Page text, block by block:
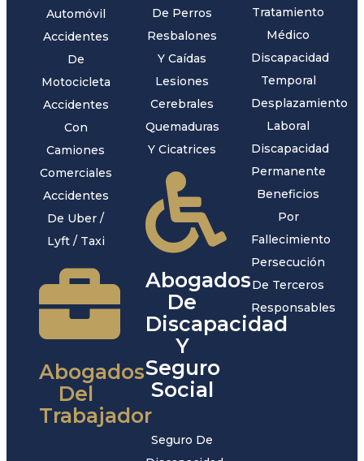
Automóvil
Accidentes
De
Motocicleta
Accidentes
Con
Camiones
Comerciales
Accidentes
De Uber /
Lyft / Taxi
Abogados
Del
Trabajador
De Perros
Resbalones
Y Caídas
Lesiones
Cerebrales
Quemaduras
Y Cicatrices
Abogados
De
Discapacidad
Y
Seguro
Social
Seguro De
Tratamiento
Médico
Discapacidad
Temporal
Desplazamiento
Laboral
Discapacidad
Permanente
Beneficios
Por
Fallecimiento
Persecución
De Terceros
Responsables